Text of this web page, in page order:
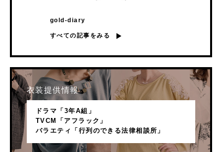
gold-diary
すべての記事をみる
衣装提供情報
ドラマ「3年A組」
TVCM「アフラック」
バラエティ「行列のできる法律相談所」